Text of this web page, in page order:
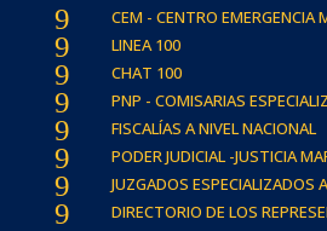
9
CEM - CENTRO EMERGENCIA
9 LINEA 100
9 CHAT 100
9 PNP - COMISARIAS
9 FISCALÍAS A NIVEL NACIONAL
9 PODER JUDICIAL -JUSTICIA
9 JUZGADOS ESPECIALIZADOS
9 DIRECTORIO DE LOS